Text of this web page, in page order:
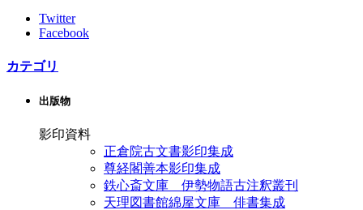
Twitter
Facebook
カテゴリ
出版物
影印資料
正倉院古文書影印集成
尊経閣善本影印集成
鉄心斎文庫 伊勢物語古注釈叢刊
天理図書館綿屋文庫 俳書集成